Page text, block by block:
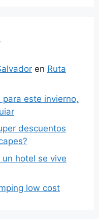
en Ruta
este invierno,
descuentos
un hotel se vive
low cost